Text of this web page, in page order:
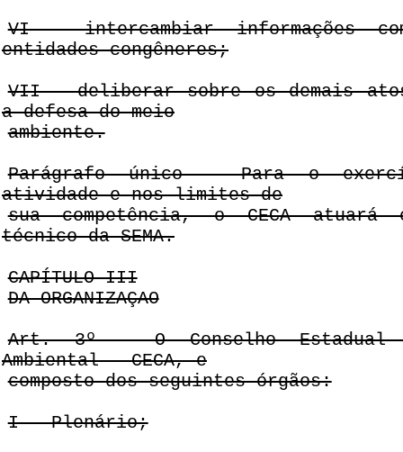
VI - intercambiar informações
entidades congêneres;
VII - deliberar sobre os demais
a defesa do meio
ambiente.
Parágrafo único - Para o
atividade e nos limites de
sua competência, o CECA atuará
técnico da SEMA.
CAPÍTULO III
DA ORGANIZAÇAO
Art. 3º - O Conselho Estadual
Ambiental - CECA, e
composto dos seguintes órgãos:
I - Plenário;